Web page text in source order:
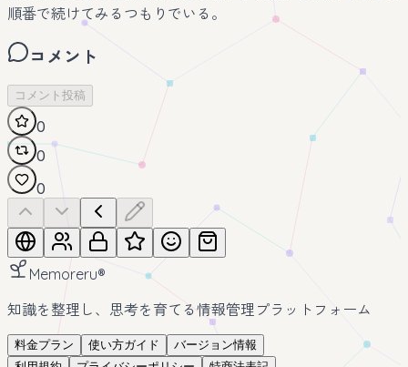
順番で続けてみるつもりでいる。
コメント
コメント投稿
0
0
0
Memoreru®
知識を整理し、思考を育てる情報管理プラットフォーム
料金プラン 使い方ガイド
バージョン情報